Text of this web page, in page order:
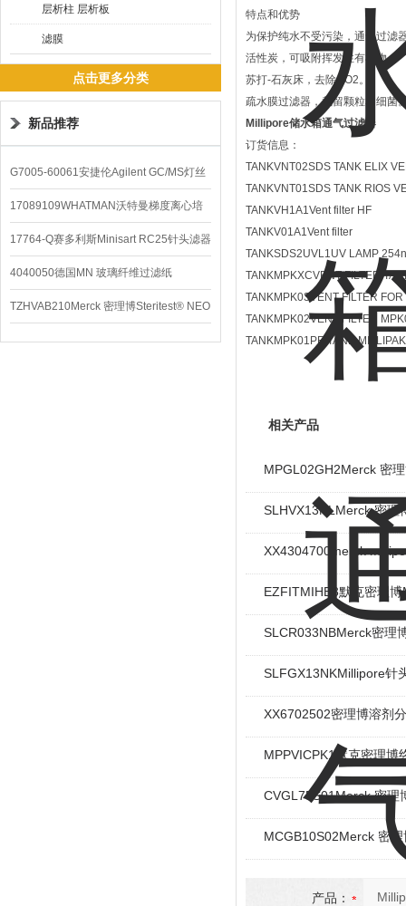
层析柱 层析板
滤膜
点击更多分类
新品推荐
G7005-60061安捷伦Agilent GC/MS灯丝
配件
17089109WHATMAN沃特曼梯度离心培
养基
17764-Q赛多利斯Minisart RC25针头滤器
4040050德国MN 玻璃纤维过滤纸
TZHVAB210Merck 密理博Steritest® NEO
设备
特点和优势
为保护纯水不受污染，通气过滤
活性炭，可吸附挥发性有机物。
苏打-石灰床，去除CO2。
疏水膜过滤器，截留颗粒和细菌
Millipore储水箱通气过滤器
订货信息：
TANKVNT02SDS TANK ELIX
TANKVNT01SDS TANK RIOS
TANKVH1A1Vent filter HF
TANKV01A1Vent filter
TANKSDS2UVL1UV LAMP
TANKMPKXCVENT FILTER
TANKMPK03VENT FILTER
TANKMPK02VENT FILTER
TANKMPK01PE TANK
相关产品
MPGL02GH2Merck 密
SLHVX13NLMerck 密理
XX4304700merck
EZFITMIHE3默克密理
SLCR033NBMerck密理
SLFGX13NKMillipore针
XX6702502密理博溶剂
MPPVICPK1默克密理博
CVGL75S01Merck 密理
MCGB10S02Merck 密
产品：